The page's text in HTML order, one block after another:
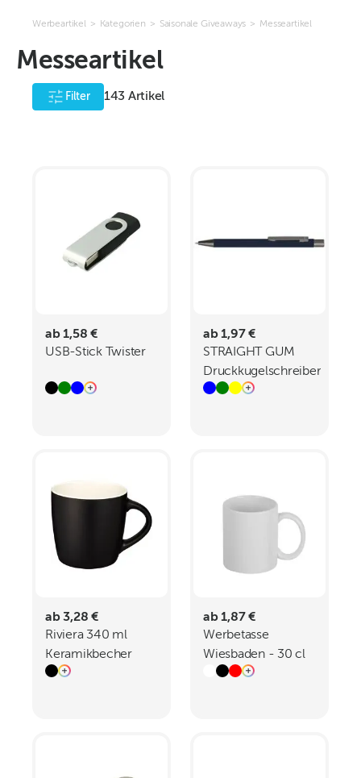
Werbeartikel > Kategorien > Saisonale Giveaways > Messeartikel
Messeartikel
Filter 143 Artikel
ab 1,58 €
USB-Stick Twister
ab 1,97 €
STRAIGHT GUM
Druckkugelschreiber
ab 3,28 €
Riviera 340 ml
Keramikbecher
ab 1,87 €
Werbetasse
Wiesbaden - 30 cl